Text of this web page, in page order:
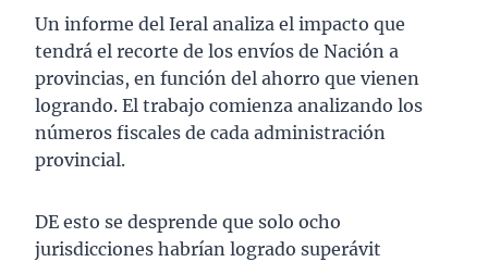
Un informe del Ieral analiza el impacto que
tendrá el recorte de los envíos de Nación a
provincias, en función del ahorro que vienen
logrando. El trabajo comienza analizando los
números fiscales de cada administración
provincial.
DE esto se desprende que solo ocho
jurisdicciones habrían logrado superávit